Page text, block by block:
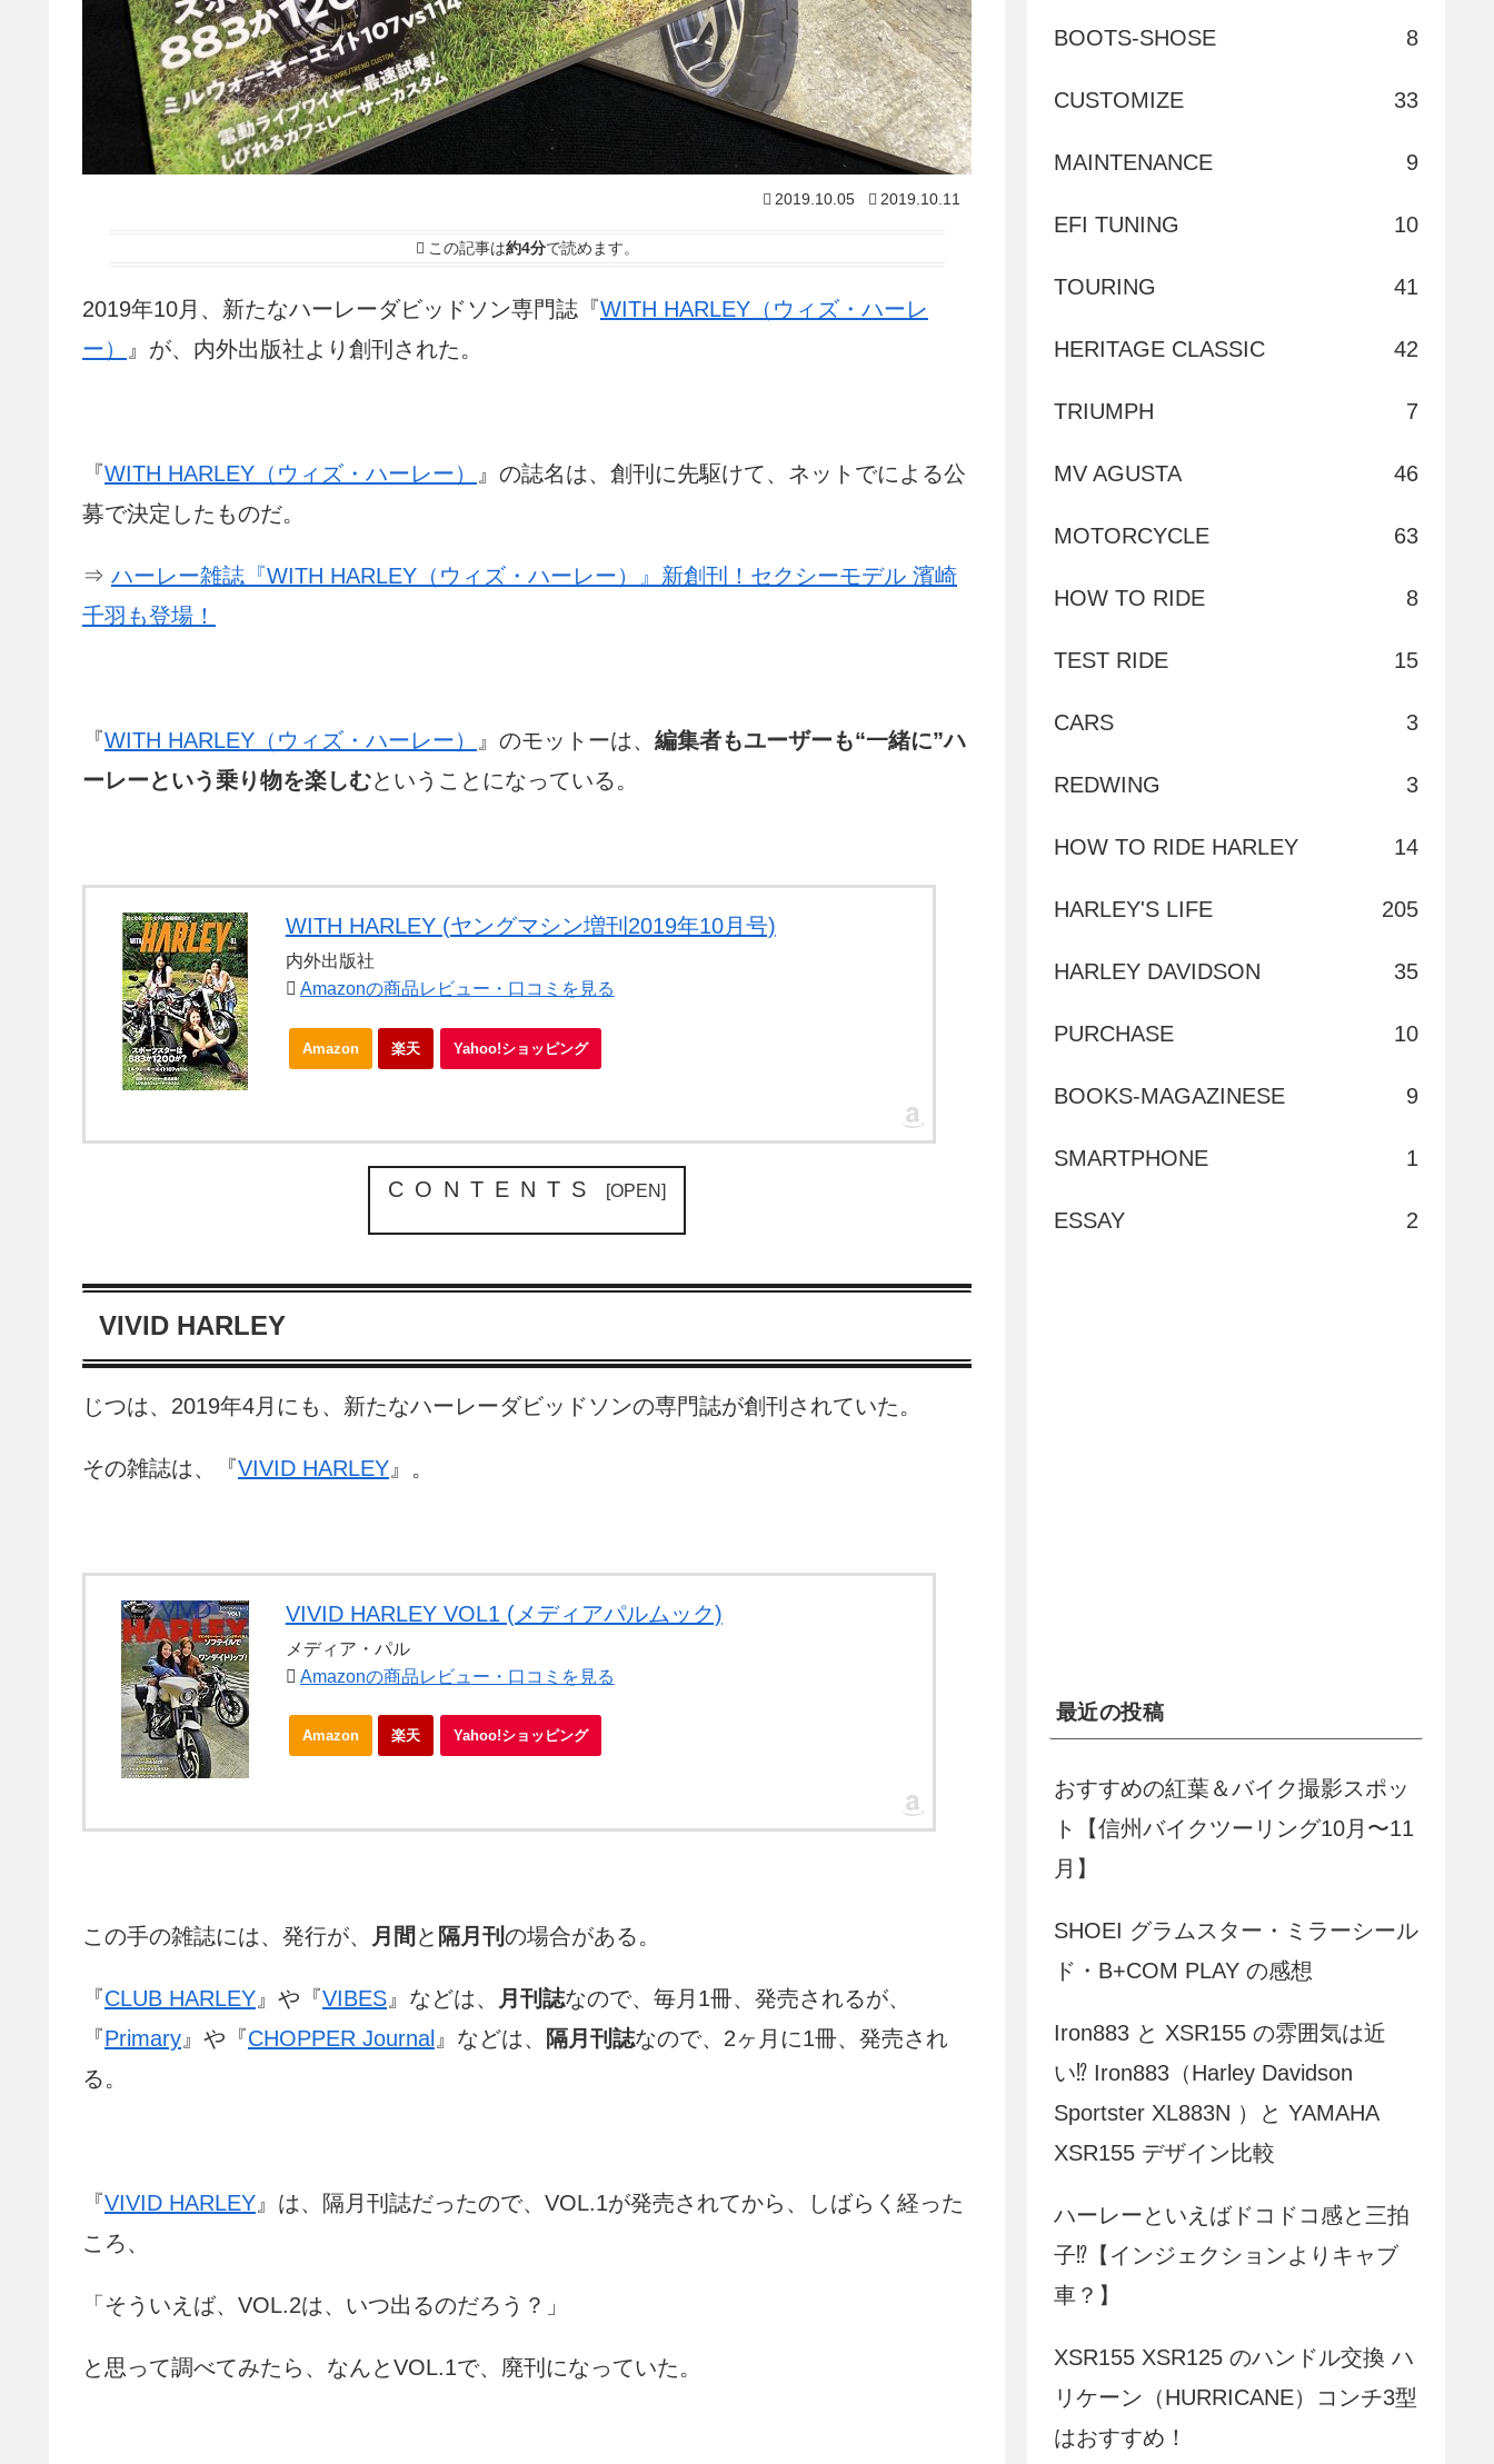
2019.10.05 2019.10.11
この記事は約4分で読めます。
2019年10月、新たなハーレーダビッドソン専門誌『WITH HARLEY（ウィズ・ハーレ
ー）
』が、内外出版社より創刊された。
『WITH HARLEY（ウィズ・ハーレー）
』の誌名は、創刊に先駆けて、ネットでによる公
募で決定したものだ。
⇒ ハーレー雑誌『WITH HARLEY（ウィズ・ハーレー）』新創刊！セクシーモデル 濱崎
千羽も登場！
『WITH HARLEY（ウィズ・ハーレー） 』のモットーは、 編集者もユーザーも“一緒に”ハ
ーレーという乗り物を楽しむということになっている。
WITH HARLEY (ヤングマシン増刊2019年10月号)
内外出版社
Amazonの商品レビュー・口コミを見る
Amazon 楽天 Yahoo!ショッピング
CONTENTS
VIVID HARLEY
じつは、2019年4月にも、新たなハーレーダビッドソンの専門誌が創刊されていた。
その雑誌は、『VIVID HARLEY 』。
VIVID HARLEY VOL1 (メディアパルムック)
メディア・パル
Amazonの商品レビュー・口コミを見る
Amazon 楽天 Yahoo!ショッピング
この手の雑誌には、発行が、 月間 と 隔月刊 の場合がある。
『CLUB HARLEY 』や『VIBES 』などは、 月刊誌なので、毎月1冊、発売されるが、
『Primary 』や『CHOPPER Journal 』などは、 隔月刊誌なので、2ヶ月に1冊、発売され
る。
『VIVID HARLEY 』は、隔月刊誌だったので、VOL.1が発売されてから、しばらく経った
ころ、
「そういえば、VOL.2は、いつ出るのだろう？」
と思って調べてみたら、なんとVOL.1で、廃刊になっていた。
BOOTS-SHOSE 8
CUSTOMIZE 33
MAINTENANCE 9
EFI TUNING 10
TOURING 41
HERITAGE CLASSIC 42
TRIUMPH 7
MV AGUSTA 46
MOTORCYCLE 63
HOW TO RIDE 8
TEST RIDE 15
CARS 3
REDWING 3
HOW TO RIDE HARLEY 14
HARLEY'S LIFE 205
HARLEY DAVIDSON 35
PURCHASE 10
BOOKS-MAGAZINESE 9
SMARTPHONE 1
ESSAY 2
最近の投稿
おすすめの紅葉＆バイク撮影スポッ
ト【信州バイクツーリング10月〜11
月】
SHOEI グラムスター・ミラーシール
ド・B+COM PLAY の感想
Iron883 と XSR155 の雰囲気は近
い⁉ Iron883（Harley Davidson
Sportster XL883N ）と YAMAHA
XSR155 デザイン比較
ハーレーといえばドコドコ感と三拍
子⁉【インジェクションよりキャブ
車？】
XSR155 XSR125 のハンドル交換 ハ
リケーン（HURRICANE）コンチ3型
はおすすめ！